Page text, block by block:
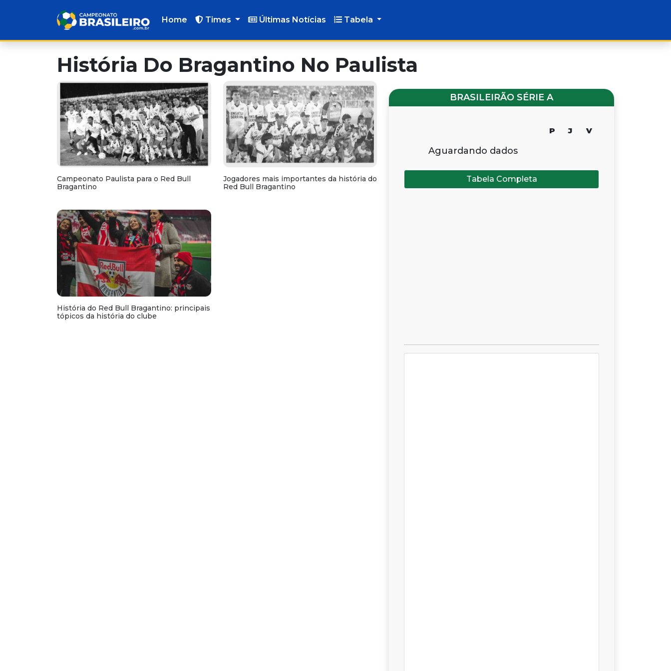
Home Times Últimas Notícias Tabela
História Do Bragantino No Paulista
Campeonato Paulista para o Red Bull
Bragantino
Jogadores mais importantes da história do
Red Bull Bragantino
História do Red Bull Bragantino: principais
tópicos da história do clube
BRASILEIRÃO SÉRIE A
P J V
Aguardando dados
Tabela Completa